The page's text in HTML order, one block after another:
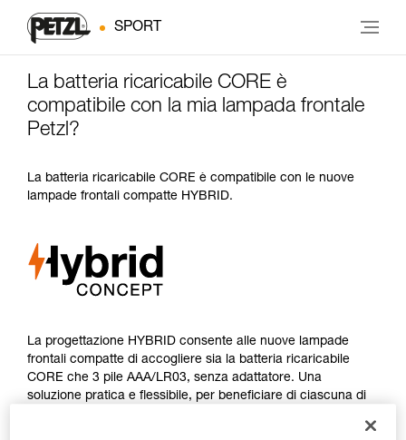
SPORT
La batteria ricaricabile CORE è
compatibile con la mia lampada frontale
Petzl?
La batteria ricaricabile CORE è compatibile con le nuove
lampade frontali compatte HYBRID.
La progettazione HYBRID consente alle nuove lampade
frontali compatte di accogliere sia la batteria ricaricabile
CORE che 3 pile AAA/LR03, senza adattatore. Una
soluzione pratica e flessibile, per beneficiare di ciascuna di